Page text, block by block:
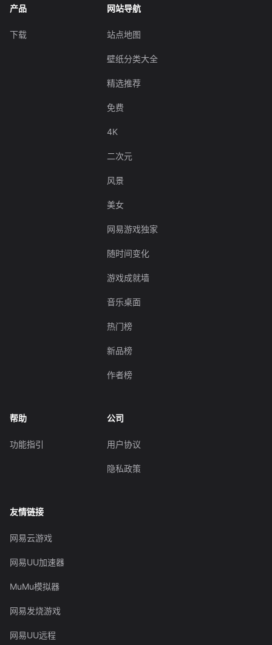
产品
下载
网站导航
站点地图
壁纸分类大全
精选推荐
免费
4K
二次元
风景
美女
网易游戏独家
随时间变化
游戏成就墙
音乐桌面
热门榜
新品榜
作者榜
帮助
功能指引
公司
用户协议
隐私政策
友情链接
网易云游戏
网易UU加速器
MuMu模拟器
网易发烧游戏
网易UU远程